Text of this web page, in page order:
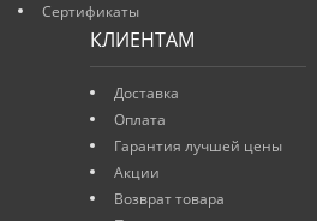
Сертификаты
КЛИЕНТАМ
Доставка
Оплата
Гарантия лучшей цены
Акции
Возврат товара